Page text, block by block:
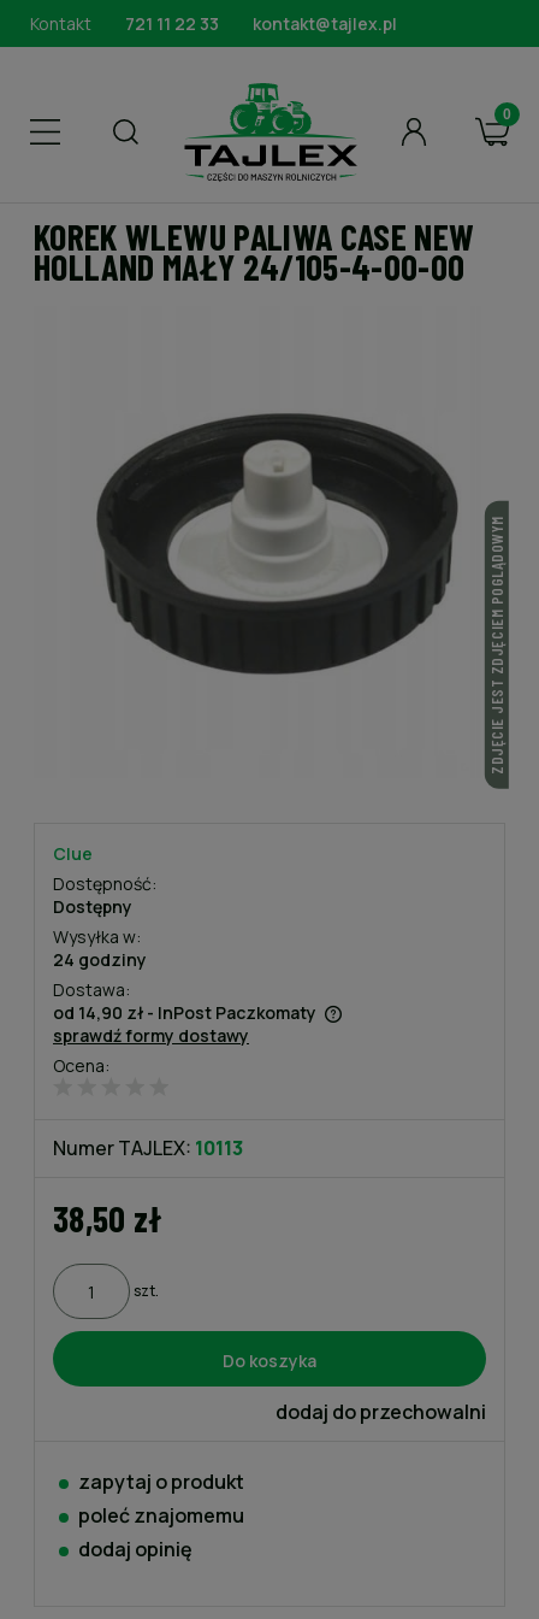
Kontakt 721 11 22 33 kontakt@tajlex.pl
KOREK WLEWU PALIWA CASE NEW
HOLLAND MAŁY 24/105-4-00-00
ZDJĘCIE JEST ZDJĘCIEM POGLĄDOWYM
Ocena:
Clue
Dostępność:
Dostępny
Wysyłka w:
24 godziny
Dostawa:
od 14,90 zł - InPost Paczkomaty
Cena nie zawiera ewentualnych kosztów płatności
sprawdź formy dostawy
Numer TAJLEX: 10113
38,50 zł
szt.
Do koszyka
dodaj do przechowalni
zapytaj o produkt
poleć znajomemu
dodaj opinię